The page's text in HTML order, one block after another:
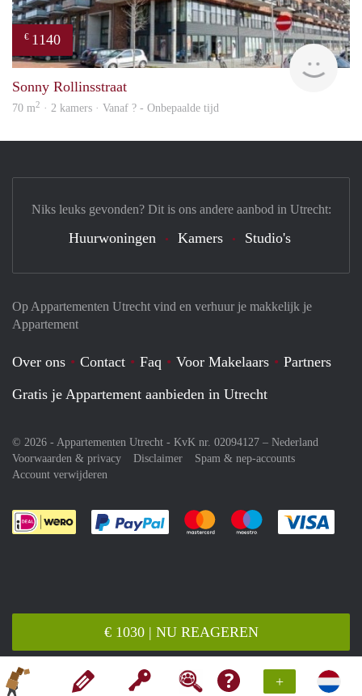
+
€ 1030 | NU REAGEREN
€ 1140
rent
Sonny Rollinsstraat
70 m2 · 2 kamers · Vanaf ? - Onbepaalde tijd
Op Appartementen Utrecht vind en verhuur je makkelijk je
Appartement
Over ons Contact Faq Voor Makelaars
Partners
Gratis je Appartement aanbieden in Utrecht
© 2026 - Appartementen Utrecht - KvK nr. 02094127 – Nederland
Voorwaarden & privacy
Disclaimer
Spam & nep-accounts
Account verwijderen
Je rekent gemakkelijk af met Paypal
Je rekent gemakkelijk af met
Je rekent
Niks leuks gevonden? Dit is ons andere aanbod in Utrecht:
Huurwoningen Kamers Studio's